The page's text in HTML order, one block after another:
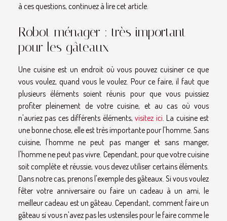
à ces questions, continuez à lire cet article.
Robot ménager : très important
pour les gâteaux
Une cuisine est un endroit où vous pouvez cuisiner ce que
vous voulez, quand vous le voulez. Pour ce faire, il faut que
plusieurs éléments soient réunis pour que vous puissiez
profiter pleinement de votre cuisine, et au cas où vous
n'auriez pas ces différents éléments,visitez ici . La cuisine est
une bonne chose, elle est très importante pour l'homme. Sans
cuisine, l'homme ne peut pas manger et sans manger,
l'homme ne peut pas vivre. Cependant, pour que votre cuisine
soit complète et réussie, vous devez utiliser certains éléments.
Dans notre cas, prenons l'exemple des gâteaux. Si vous voulez
fêter votre anniversaire ou faire un cadeau à un ami, le
meilleur cadeau est un gâteau. Cependant, comment faire un
gâteau si vous n'avez pas les ustensiles pour le faire comme le